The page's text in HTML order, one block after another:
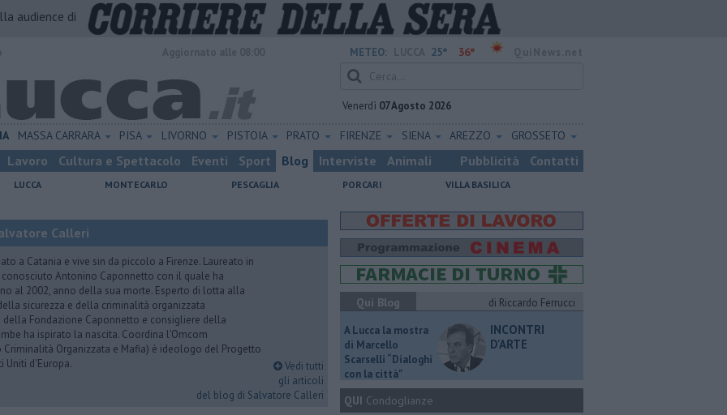
audience di
METEO: 25° 36°
Venerdì 07 Agosto 2026
MASSA CARRARA PISA LIVORNO PISTOIA PRATO FIRENZE SIENA AREZZO GROSSETO
Lavoro Cultura e Spettacolo Eventi Sport Blog Interviste Animali Pubblicità Contatti
LUCCA MONTECARLO PESCAGLIA PORCARI VILLA BASILICA
Calleri
a Catania e vive sin da piccolo a Firenze. Laureato in
Antonino Caponnetto con il quale ha
al 2002, anno della sua morte. Esperto di lotta alla
sicurezza e della criminalità organizzata
Fondazione Caponnetto e consigliere della
ha ispirato la nascita. Coordina l'Omcom
Criminalità Organizzata e Mafia) è ideologo del Progetto
Uniti d'Europa.
Vedi tutti
gli articoli
del blog di Salvatore Calleri
Qui Blog
di Riccardo Ferrucci
A Lucca la mostra
di Marcello
Scarselli “Dialoghi
con la città"
INCONTRI
D'ARTE
QUI Condoglianze